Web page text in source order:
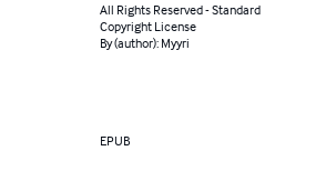
All Rights Reserved - Standard
Copyright License
By (author): Myyri
EPUB